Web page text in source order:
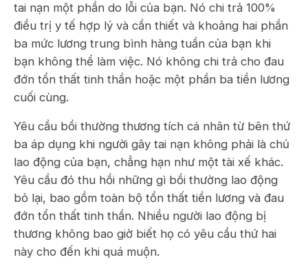
tai nạn một phần do lỗi của bạn. Nó chi trả 100%
điều trị y tế hợp lý và cần thiết và khoảng hai phần
ba mức lương trung bình hàng tuần của bạn khi
bạn không thể làm việc. Nó không chi trả cho đau
đớn tổn thất tinh thần hoặc một phần ba tiền lương
cuối cùng.
Yêu cầu bồi thường thương tích cá nhân từ bên thứ
ba áp dụng khi người gây tai nạn không phải là chủ
lao động của bạn, chẳng hạn như một tài xế khác.
Yêu cầu đó thu hồi những gì bồi thường lao động
bỏ lại, bao gồm toàn bộ tổn thất tiền lương và đau
đớn tổn thất tinh thần. Nhiều người lao động bị
thương không bao giờ biết họ có yêu cầu thứ hai
này cho đến khi quá muộn.